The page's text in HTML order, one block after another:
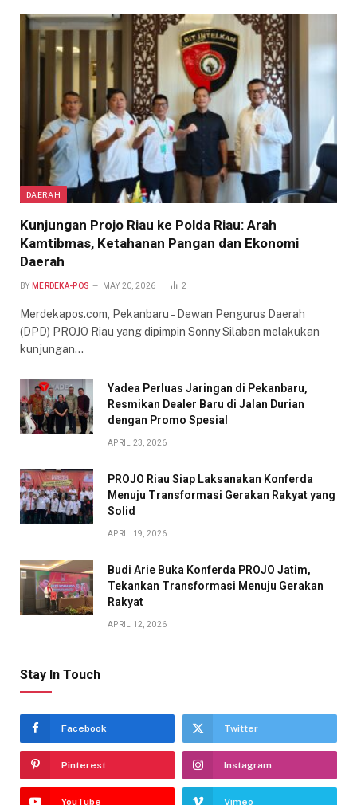
DAERAH
Kunjungan Projo Riau ke Polda Riau: Arah
Kamtibmas, Ketahanan Pangan dan Ekonomi
Daerah
BY MERDEKA-POS MAY 20, 2026 2
Merdekapos.com, Pekanbaru – Dewan Pengurus Daerah
(DPD) PROJO Riau yang dipimpin Sonny Silaban melakukan
kunjungan…
Yadea Perluas Jaringan di Pekanbaru,
Resmikan Dealer Baru di Jalan Durian
dengan Promo Spesial
APRIL 23, 2026
PROJO Riau Siap Laksanakan Konferda
Menuju Transformasi Gerakan Rakyat yang
Solid
APRIL 19, 2026
Budi Arie Buka Konferda PROJO Jatim,
Tekankan Transformasi Menuju Gerakan
Rakyat
APRIL 12, 2026
Stay In Touch
Facebook Twitter
Pinterest Instagram
YouTube Vimeo